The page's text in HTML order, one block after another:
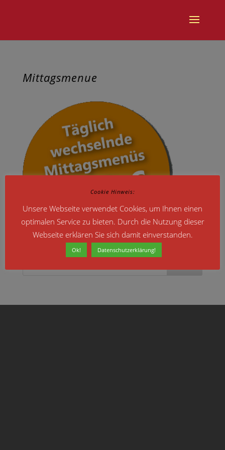
Mittagsmenue
Cookie Hinweis:
Unsere Webseite verwendet Cookies, um Ihnen einen
optimalen Service zu bieten. Durch die Nutzung dieser
Webseite erklären Sie sich damit einverstanden.
Ok! Datenschutzerklärung!